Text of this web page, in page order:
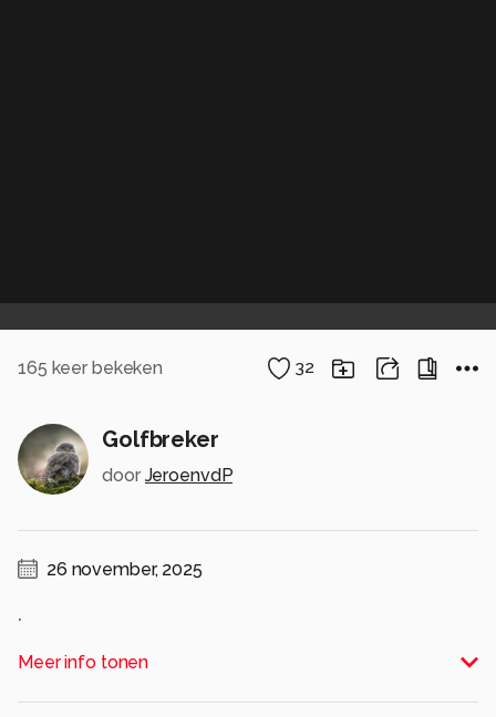
165 keer bekeken 32
Golfbreker
door JeroenvdP
26 november, 2025
.
Alle rechten voorbehouden
Meer info tonen